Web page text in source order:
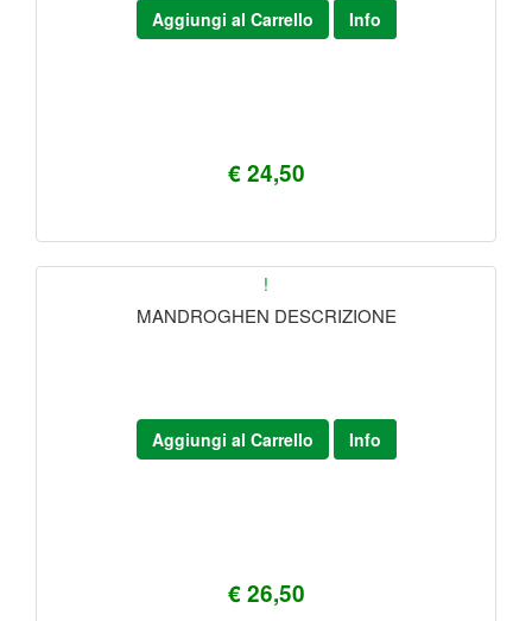
€ 24,50
Aggiungi al Carrello Info
!
MANDROGHEN DESCRIZIONE
€ 26,50
Aggiungi al Carrello Info